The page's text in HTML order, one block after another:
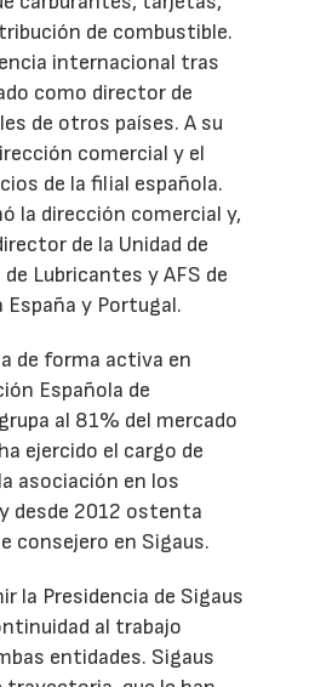
de combustible.
internacional tras
como director de
de otros países. A su
comercial y el
de la filial española.
la dirección comercial y,
de la Unidad de
Lubricantes y AFS de
España y Portugal.
de forma activa en
Española de
al 81% del mercado
ejercido el cargo de
asociación en los
desde 2012 ostenta
consejero en Sigaus.
la Presidencia de Sigaus
al trabajo
entidades. Sigaus